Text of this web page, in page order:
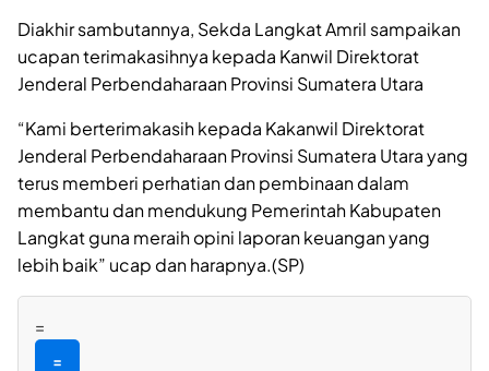
Diakhir sambutannya, Sekda Langkat Amril sampaikan
ucapan terimakasihnya kepada Kanwil Direktorat
Jenderal Perbendaharaan Provinsi Sumatera Utara
“Kami berterimakasih kepada Kakanwil Direktorat
Jenderal Perbendaharaan Provinsi Sumatera Utara yang
terus memberi perhatian dan pembinaan dalam
membantu dan mendukung Pemerintah Kabupaten
Langkat guna meraih opini laporan keuangan yang
lebih baik” ucap dan harapnya.(SP)
=
=